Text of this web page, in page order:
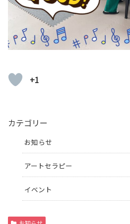
+1
カテゴリー
お知らせ
アートセラピー
イベント